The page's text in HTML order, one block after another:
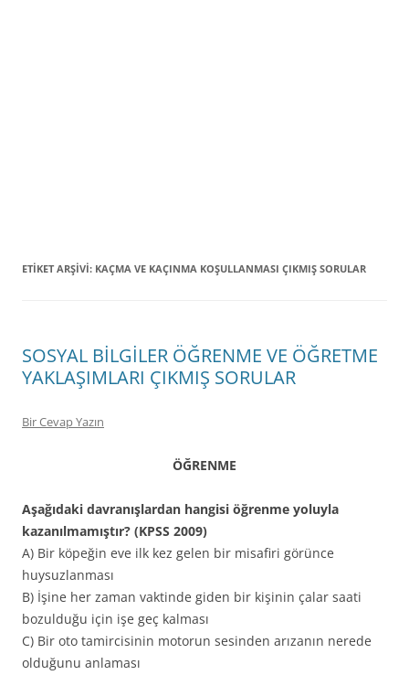
ETIKET ARŞIVI: KAÇMA VE KAÇINMA KOŞULLANMASI ÇIKMIŞ SORULAR
SOSYAL BİLGİLER ÖĞRENME VE ÖĞRETME
YAKLAŞIMLARI ÇIKMIŞ SORULAR
Bir Cevap Yazın
ÖĞRENME
Aşağıdaki davranışlardan hangisi öğrenme yoluyla
kazanılmamıştır? (KPSS 2009)
A) Bir köpeğin eve ilk kez gelen bir misafiri görünce
huysuzlanması
B) İşine her zaman vaktinde giden bir kişinin çalar saati
bozulduğu için işe geç kalması
C) Bir oto tamircisinin motorun sesinden arızanın nerede
olduğunu anlaması